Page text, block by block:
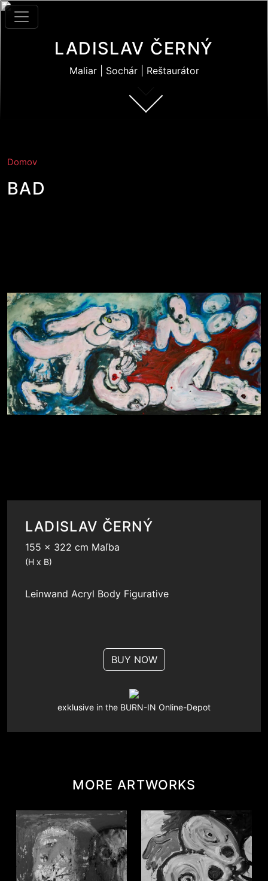
Skočiť na hlavný obsah
LADISLAV ČERNÝ
Maliar | Sochár | Reštaurátor
Domov
BAD
LADISLAV ČERNÝ
155 x 322 cm Maľba
(H x B)
Leinwand Acryl Body Figurative
BUY NOW
exklusive in the BURN-IN Online-Depot
MORE ARTWORKS